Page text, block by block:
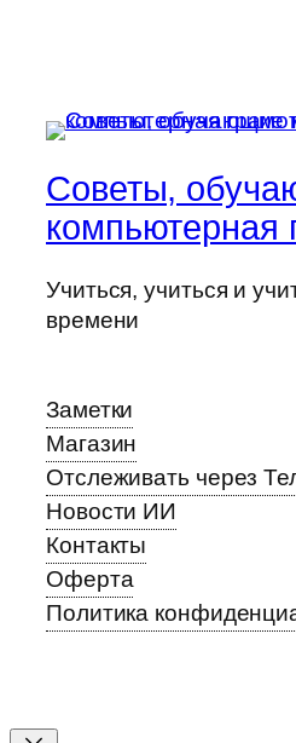
Советы,
компьютерная
Учиться, учиться и
времени
Заметки
Магазин
Отслеживать через
Новости ИИ
Контакты
Оферта
Политика